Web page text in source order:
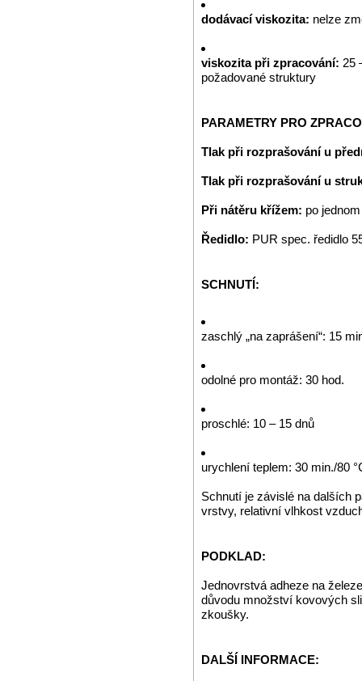
dodávací viskozita: nelze
viskozita při zpracování: 25
požadované struktury
PARAMETRY PRO
Tlak při rozprašování u
Tlak při rozprašování u
Při nátěru křížem: po
Ředidlo: PUR spec. ředidlo
SCHNUTÍ:
zaschlý „na zaprášení“: 15
odolné pro montáž: 30 hod.
proschlé: 10 – 15 dnů
urychlení teplem: 30 min./80
Schnutí je závislé na dalších
vrstvy, relativní vlhkost
PODKLAD:
Jednovrstvá adheze na
důvodu množství kovových
zkoušky.
DALŠÍ INFORMACE: